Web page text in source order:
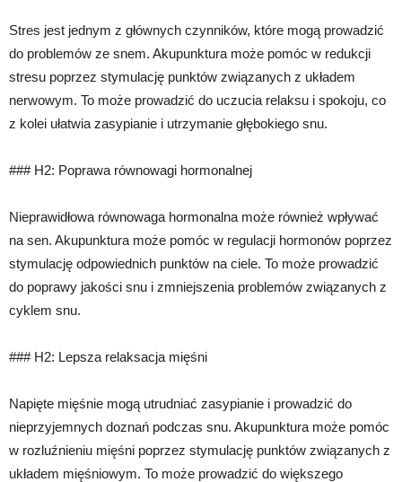
Stres jest jednym z głównych czynników, które mogą prowadzić
do problemów ze snem. Akupunktura może pomóc w redukcji
stresu poprzez stymulację punktów związanych z układem
nerwowym. To może prowadzić do uczucia relaksu i spokoju, co
z kolei ułatwia zasypianie i utrzymanie głębokiego snu.
### H2: Poprawa równowagi hormonalnej
Nieprawidłowa równowaga hormonalna może również wpływać
na sen. Akupunktura może pomóc w regulacji hormonów poprzez
stymulację odpowiednich punktów na ciele. To może prowadzić
do poprawy jakości snu i zmniejszenia problemów związanych z
cyklem snu.
### H2: Lepsza relaksacja mięśni
Napięte mięśnie mogą utrudniać zasypianie i prowadzić do
nieprzyjemnych doznań podczas snu. Akupunktura może pomóc
w rozluźnieniu mięśni poprzez stymulację punktów związanych z
układem mięśniowym. To może prowadzić do większego